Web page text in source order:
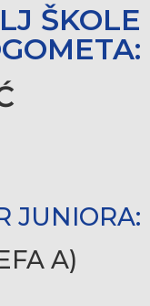
ŠKOLE
JUNIORA:
A)